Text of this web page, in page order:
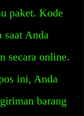
paket. Kode
saat Anda
secara online.
ini, Anda
barang